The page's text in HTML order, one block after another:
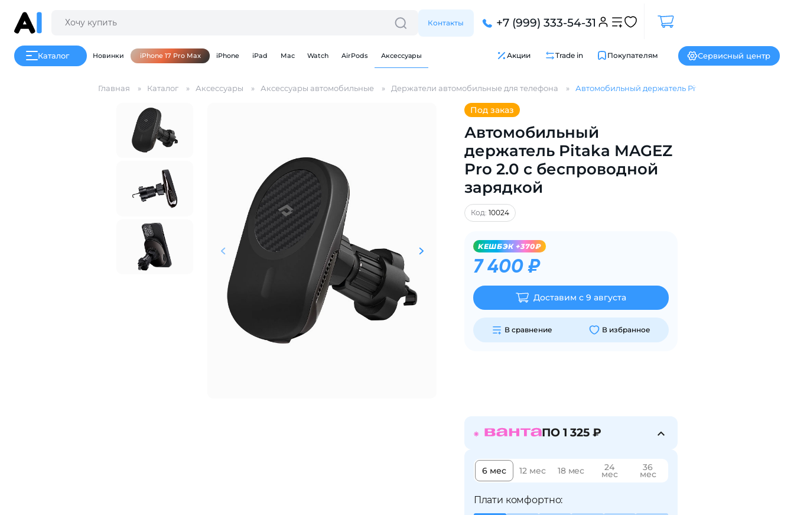
Контакты +7 (999) 333-54-31
Каталог Новинки iPhone 17 Pro Max iPhone iPad Mac Watch AirPods Аксессуары Акции Trade in Покупателям Сервисный центр
Главная Каталог Аксессуары Аксессуары автомобильные Держатели автомобильные для телефона Автомобильный держатель Pitaka MAGEZ Pro 2.0 с
Под заказ
Автомобильный
держатель Pitaka MAGEZ
Pro 2.0 с беспроводной
зарядкой
Код: 10024
KЕШБЭК +370₽
7 400 ₽
Доставим с 9 августа
В сравнение В избранное
ПО 1 325 ₽
6 мес 12 мес 18 мес 24
мес
36
мес
Плати комфортно:
Для клиентов всех банков
Разбейте оплату
на частибез переплат
График платежей